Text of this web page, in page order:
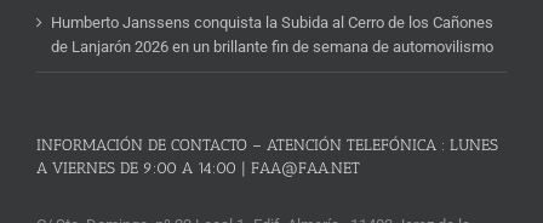
Humberto Janssens conquista la Subida al Cerro de los Cañones
de Lanjarón 2026 en un brillante fin de semana de automovilismo
INFORMACIÓN DE CONTACTO – ATENCIÓN TELEFÓNICA : LUNES
A VIERNES DE 9:00 A 14:00 | FAA@FAA.NET